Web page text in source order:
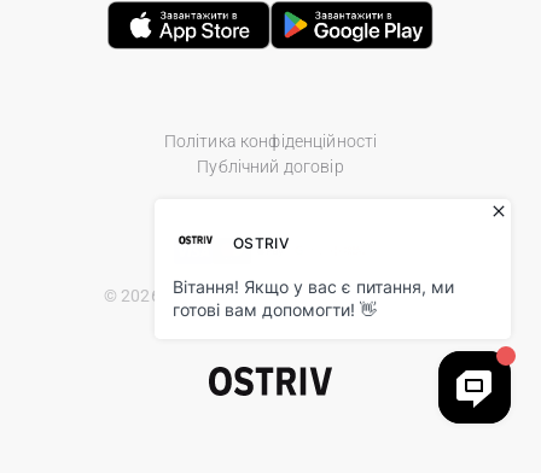
Політика конфіденційності
Публічний договір
© 2026 Ostriv.ua Store. All Rights Reserved.